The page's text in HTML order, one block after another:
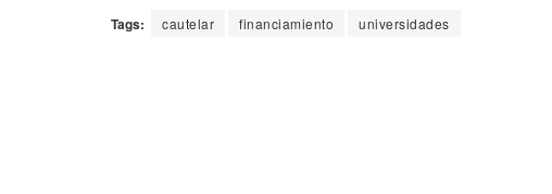
c
a
l
a
p
Tags: cautelar financiamiento universidades